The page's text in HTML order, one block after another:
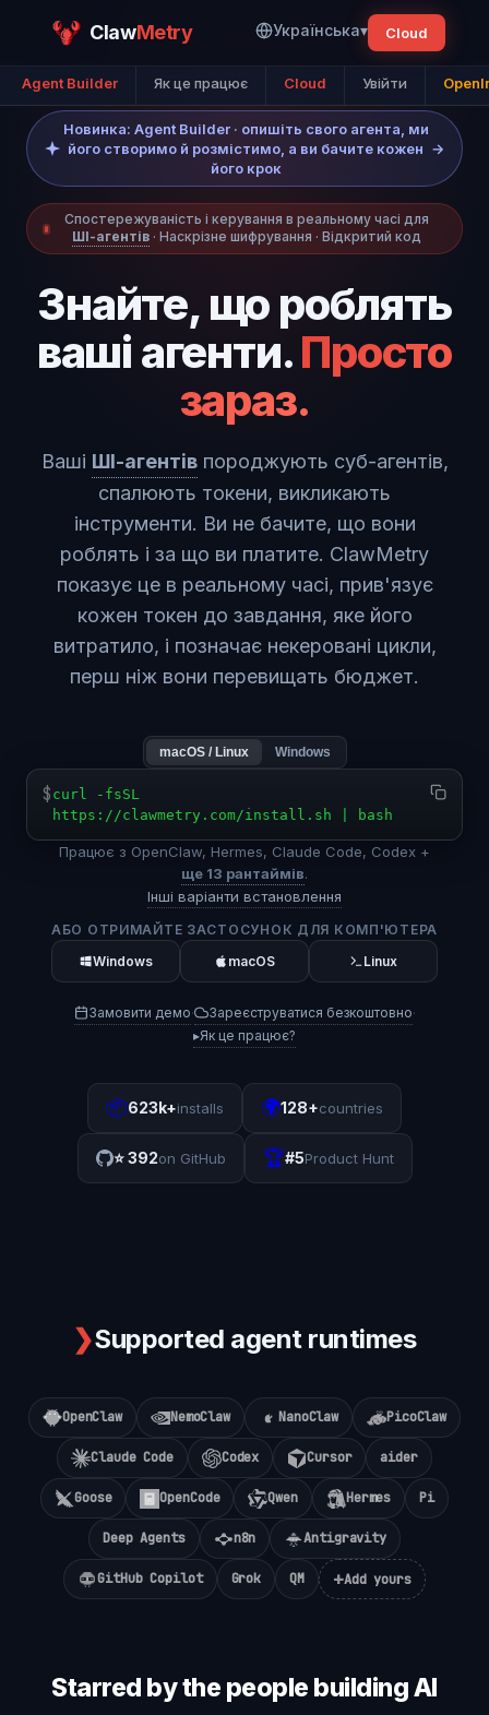
ClawMetry Українська▾ Cloud
Agent Builder Як це працює Cloud Увійти
Новинка: Agent Builder · опишіть свого агента, ми
його створимо й розмістимо, а ви бачите кожен
його крок
→
Спостережуваність і керування в реальному часі для
ШІ-агентів · Наскрізне шифрування · Відкритий код
Знайте, що роблять
ваші агенти.Просто
зараз.
Ваші ШІ-агентів породжують суб-агентів,
спалюють токени, викликають
інструменти. Ви не бачите, що вони
роблять і за що ви платите. ClawMetry
показує це в реальному часі, прив'язує
кожен токен до завдання, яке його
витратило, і позначає некеровані цикли,
перш ніж вони перевищать бюджет.
macOS / Linux Windows
$ curl -fsSL
https://clawmetry.com/install.sh | bash
Працює з OpenClaw, Hermes, Claude Code, Codex +
ще 13 рантаймів.
Інші варіанти встановлення
АБО ОТРИМАЙТЕ ЗАСТОСУНОК ДЛЯ КОМП'ЮТЕРА
Windows
macOS Linux
Замовити демо· Зареєструватися безкоштовно·
▸Як це працює?
📦623k+installs 🌍128+countries
⭐392on GitHub 🏆#5Product Hunt
❯Supported agent runtimes
OpenClaw NemoClaw NanoClaw PicoClaw
Claude Code Codex Cursor aider
Goose OpenCode Qwen Hermes Pi
Deep Agents n8n Antigravity
GitHub Copilot Grok QM +Add yours
Starred by the people building AI